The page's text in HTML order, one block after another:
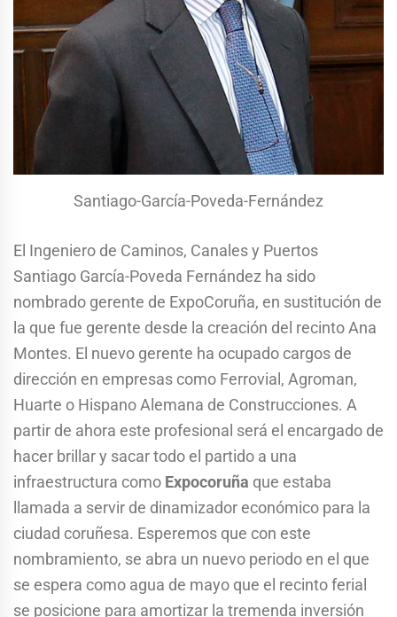
Santiago-García-Poveda-Fernández
El Ingeniero de Caminos, Canales y Puertos
Santiago García-Poveda Fernández ha sido
nombrado gerente de ExpoCoruña, en sustitución de
la que fue gerente desde la creación del recinto Ana
Montes. El nuevo gerente ha ocupado cargos de
dirección en empresas como Ferrovial, Agroman,
Huarte o Hispano Alemana de Construcciones. A
partir de ahora este profesional será el encargado de
hacer brillar y sacar todo el partido a una
infraestructura como Expocoruña que estaba
llamada a servir de dinamizador económico para la
ciudad coruñesa. Esperemos que con este
nombramiento, se abra un nuevo periodo en el que
se espera como agua de mayo que el recinto ferial
se posicione para amortizar la tremenda inversión